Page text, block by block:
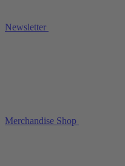
Newsletter
Merchandise Shop